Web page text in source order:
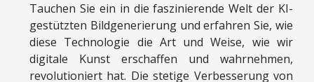
Tauchen Sie ein in die faszinierende Welt der KI-
gestützten Bildgenerierung und erfahren Sie, wie
diese Technologie die Art und Weise, wie wir
digitale Kunst erschaffen und wahrnehmen,
revolutioniert hat. Die stetige Verbesserung von